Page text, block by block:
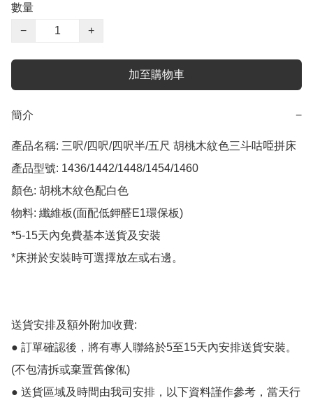
數量
−
+
加至購物車
簡介 −
產品名稱: 三呎/四呎/四呎半/五尺 胡桃木紋色三斗咕𠱸拼床
產品型號: 1436/1442/1448/1454/1460
顏色: 胡桃木紋色配白色
物料: 纖維板(面配低鉀醛E1環保板)
*5-15天內免費基本送貨及安裝
*床拼於安裝時可選擇放左或右邊。
送貨安排及額外附加收費:
● 訂單確認後，將有專人聯絡於5至15天內安排送貨安裝。
(不包清拆或棄置舊傢俬)
● 送貨區域及時間由我司安排，以下資料謹作參考，當天行